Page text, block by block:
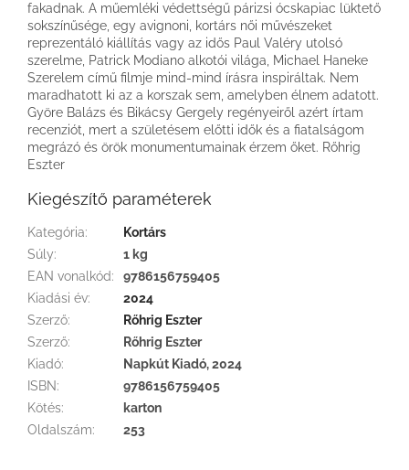
fakadnak. A műemléki védettségű párizsi ócskapiac lüktető
sokszínűsége, egy avignoni, kortárs női művészeket
reprezentáló kiállítás vagy az idős Paul Valéry utolsó
szerelme, Patrick Modiano alkotói világa, Michael ­Haneke
Szerelem című filmje mind-mind írásra inspiráltak. Nem
maradhatott ki az a korszak sem, amelyben élnem adatott.
Györe Balázs és Bikácsy Gergely regényeiről azért írtam
recenziót, mert a születésem előtti idők és a fiatalságom
megrázó és örök monumentumainak érzem őket. Rőhrig
Eszter
Kiegészítő paraméterek
Kategória:
Kortárs
Súly:
1 kg
EAN vonalkód:
9786156759405
Kiadási év:
2024
Szerző:
Rőhrig Eszter
Szerző:
Rőhrig Eszter
Kiadó:
Napkút Kiadó, 2024
ISBN:
9786156759405
Kötés:
karton
Oldalszám: 253